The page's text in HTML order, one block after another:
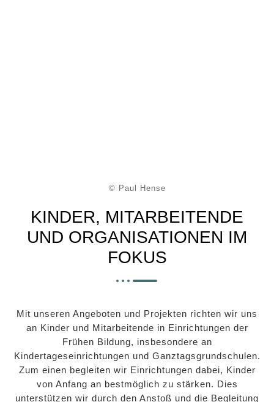
© Paul Hense
KINDER, MITARBEITENDE
UND ORGANISATIONEN IM
FOKUS
Mit unseren Angeboten und Projekten richten wir uns
an Kinder und Mitarbeitende in Einrichtungen der
Frühen Bildung, insbesondere an
Kindertageseinrichtungen und Ganztagsgrundschulen.
Zum einen begleiten wir Einrichtungen dabei, Kinder
von Anfang an bestmöglich zu stärken. Dies
unterstützen wir durch den Anstoß und die Begleitung